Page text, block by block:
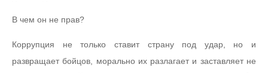
В чем он не прав?
Коррупция не только ставит страну под удар, но и
развращает бойцов, морально их разлагает и заставляет не